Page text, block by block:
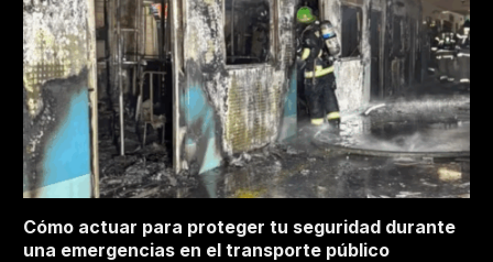
Cómo actuar para proteger tu seguridad durante
una emergencias en el transporte público